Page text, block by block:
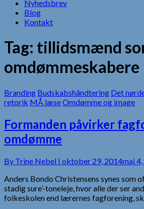
Nyhedsbrev
Blog
Kontakt
Tag: tillidsmænd
omdømmeskabere
Branding Budskabshåndtering Det
retorik MÅ læseOmdømme og image
Formanden påvirker
omdømme
By Trine Nebel | oktober 29, 2014maj
Anders Bondo Christensens synes som
stadig sure’-toneleje, hvor alle der ser
folkeskolen end lærernes fagforening,